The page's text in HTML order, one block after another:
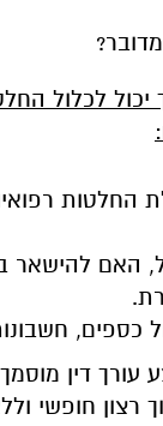
יכול לכלול
החלטות
האם להישאר
כספים,
דין
רצון חופשי